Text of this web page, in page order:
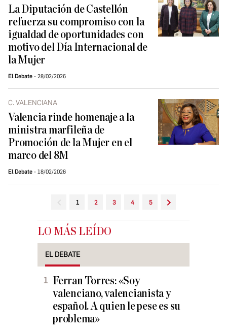
La Diputación de Castellón
refuerza su compromiso con la
igualdad de oportunidades con
motivo del Día Internacional de
la Mujer
El Debate 28/02/2026
C. VALENCIANA
Valencia rinde homenaje a la
ministra marfileña de
Promoción de la Mujer en el
marco del 8M
El Debate 18/02/2026
1 2 3 4 5
LO MÁS LEÍDO
EL DEBATE
Ferran Torres: «Soy
valenciano, valencianista y
español. A quien le pese es su
problema»